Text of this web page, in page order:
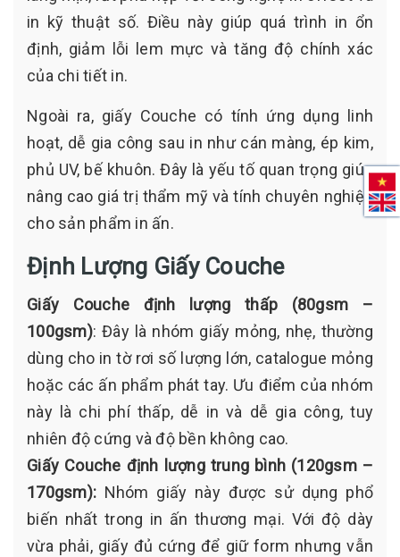
in kỹ thuật số. Điều này giúp quá trình in ổn
định, giảm lỗi lem mực và tăng độ chính xác
của chi tiết in.
Ngoài ra, giấy Couche có tính ứng dụng linh
hoạt, dễ gia công sau in như cán màng, ép kim,
phủ UV, bế khuôn. Đây là yếu tố quan trọng giúp
nâng cao giá trị thẩm mỹ và tính chuyên nghiệp
cho sản phẩm in ấn.
Định Lượng Giấy Couche
Giấy Couche định lượng thấp (80gsm –
100gsm): Đây là nhóm giấy mỏng, nhẹ, thường
dùng cho in tờ rơi số lượng lớn, catalogue mỏng
hoặc các ấn phẩm phát tay. Ưu điểm của nhóm
này là chi phí thấp, dễ in và dễ gia công, tuy
nhiên độ cứng và độ bền không cao.
Giấy Couche định lượng trung bình (120gsm –
170gsm): Nhóm giấy này được sử dụng phổ
biến nhất trong in ấn thương mại. Với độ dày
vừa phải, giấy đủ cứng để giữ form nhưng vẫn